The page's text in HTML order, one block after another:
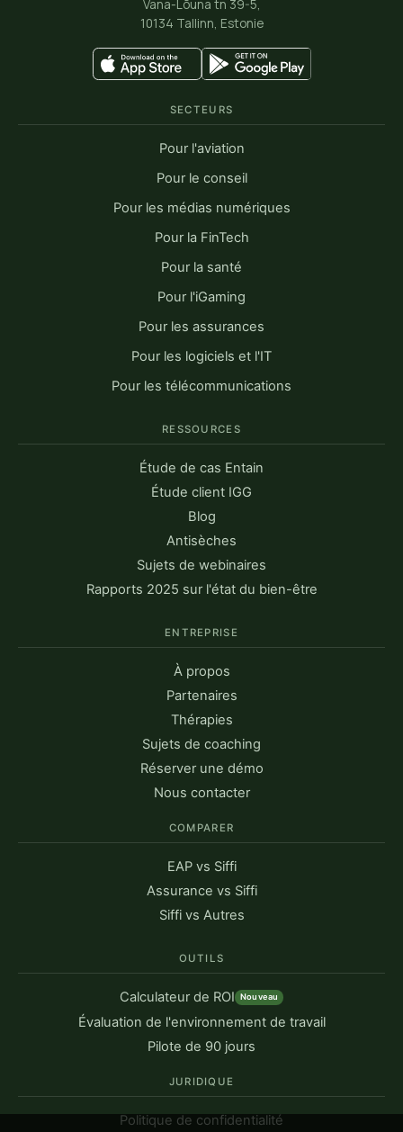
Vana-Lõuna tn 39-5,
10134 Tallinn, Estonie
SECTEURS
Pour l'aviation
Pour le conseil
Pour les médias numériques
Pour la FinTech
Pour la santé
Pour l'iGaming
Pour les assurances
Pour les logiciels et l'IT
Pour les télécommunications
RESSOURCES
Étude de cas Entain
Étude client IGG
Blog
Antisèches
Sujets de webinaires
Rapports 2025 sur l'état du bien-être
ENTREPRISE
À propos
Partenaires
Thérapies
Sujets de coaching
Réserver une démo
Nous contacter
COMPARER
EAP vs Siffi
Assurance vs Siffi
Siffi vs Autres
OUTILS
Calculateur de ROI Nouveau
Évaluation de l'environnement de travail
Pilote de 90 jours
JURIDIQUE
Politique de confidentialité